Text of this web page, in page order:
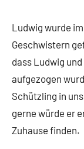
Ludwig wurde
Geschwistern
dass Ludwig
aufgezogen
Schützling in
gerne würde er
Zuhause finden.